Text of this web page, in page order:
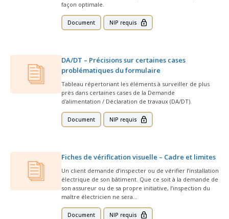
Lois et conseils
Travaux bénévoles d'électricité
Inondations
Condamnations pour exercice illégal
Petites annonces
Partenariats
Avantages et privilèges pour les membres
Le programme d'épargne collectif des fonds
H-Q, Telus et autres partenaires
Abonnement – E2Q, FLASH INFO et autres
Dispensateurs de formations
Dispensateurs de formations
Demande de validation d’un dispensateur
Demande de reconnaissance d’une formation
façon optimale.
Document NIP requis
DA/DT – Précisions sur certaines cases
problématiques du formulaire
Tableau répertoriant les éléments à surveiller de plus
près dans certaines cases de la Demande
d'alimentation / Déclaration de travaux (DA/DT).
Document NIP requis
Fiches de vérification visuelle – Cadre et limites
Un client demande d’inspecter ou de vérifier l’installation
électrique de son bâtiment. Que ce soit à la demande de
son assureur ou de sa propre initiative, l’inspection du
maître électricien ne sera…
Document NIP requis